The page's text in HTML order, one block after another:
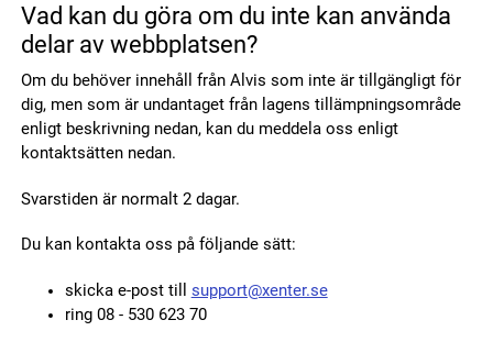
Vad kan du göra om du inte kan använda
delar av webbplatsen?
Om du behöver innehåll från Alvis som inte är tillgängligt för
dig, men som är undantaget från lagens tillämpningsområde
enligt beskrivning nedan, kan du meddela oss enligt
kontaktsätten nedan.
Svarstiden är normalt 2 dagar.
Du kan kontakta oss på följande sätt:
skicka e-post till support@xenter.se
ring 08 - 530 623 70